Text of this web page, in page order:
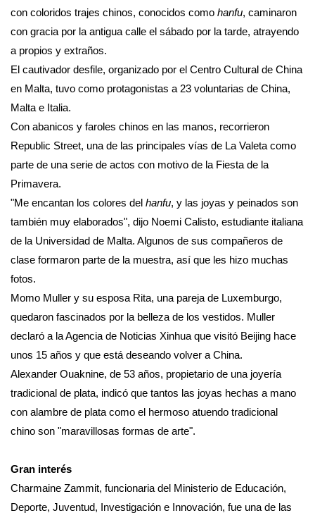
con coloridos trajes chinos, conocidos como hanfu, caminaron
con gracia por la antigua calle el sábado por la tarde, atrayendo
a propios y extraños.
El cautivador desfile, organizado por el Centro Cultural de China
en Malta, tuvo como protagonistas a 23 voluntarias de China,
Malta e Italia.
Con abanicos y faroles chinos en las manos, recorrieron
Republic Street, una de las principales vías de La Valeta como
parte de una serie de actos con motivo de la Fiesta de la
Primavera.
"Me encantan los colores del hanfu, y las joyas y peinados son
también muy elaborados", dijo Noemi Calisto, estudiante italiana
de la Universidad de Malta. Algunos de sus compañeros de
clase formaron parte de la muestra, así que les hizo muchas
fotos.
Momo Muller y su esposa Rita, una pareja de Luxemburgo,
quedaron fascinados por la belleza de los vestidos. Muller
declaró a la Agencia de Noticias Xinhua que visitó Beijing hace
unos 15 años y que está deseando volver a China.
Alexander Ouaknine, de 53 años, propietario de una joyería
tradicional de plata, indicó que tantos las joyas hechas a mano
con alambre de plata como el hermoso atuendo tradicional
chino son "maravillosas formas de arte".
Gran interés
Charmaine Zammit, funcionaria del Ministerio de Educación,
Deporte, Juventud, Investigación e Innovación, fue una de las